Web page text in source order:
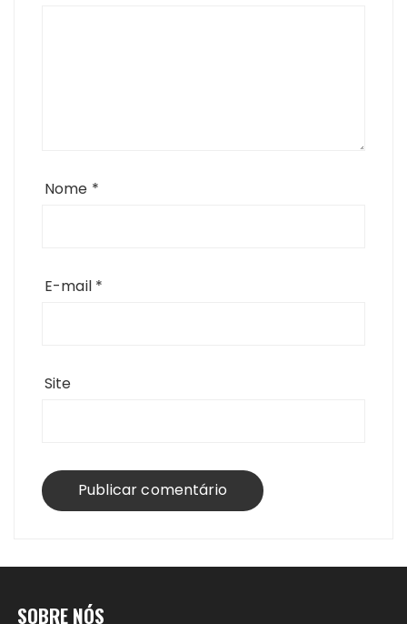
Nome *
E-mail *
Site
SOBRE NÓS